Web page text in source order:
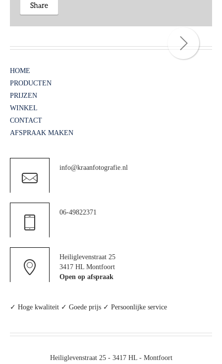
Share
HOME
PRODUCTEN
PRIJZEN
WINKEL
CONTACT
AFSPRAAK MAKEN
info@kraanfotografie.nl
06-49822371
Heiliglevenstraat 25
3417 HL Montfoort
Open op afspraak
✓ Hoge kwaliteit ✓ Goede prijs ✓ Persoonlijke service
Heiliglevenstraat 25 - 3417 HL - Montfoort